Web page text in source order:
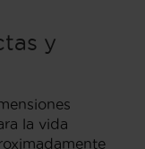
y
la vida